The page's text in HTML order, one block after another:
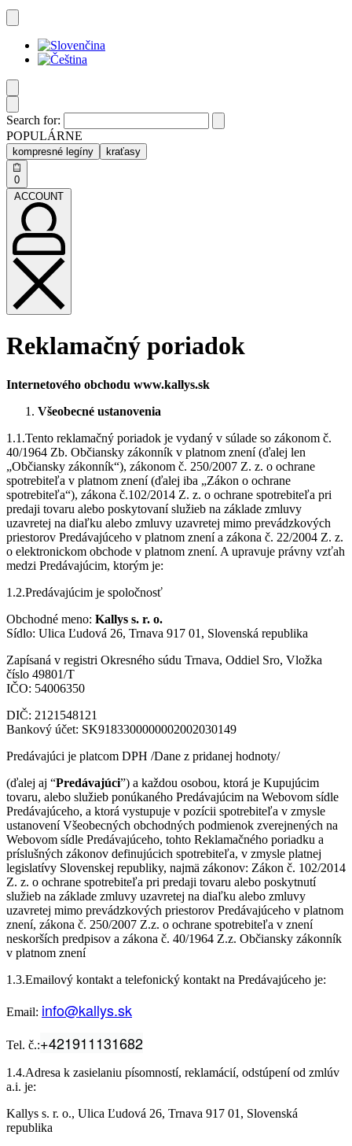
Search for:
POPULÁRNE
kompresné legíny kraťasy
0
ACCOUNT
Reklamačný poriadok
Internetového obchodu www.kallys.sk
Všeobecné ustanovenia
1.1.Tento reklamačný poriadok je vydaný v súlade so zákonom č.
40/1964 Zb. Občiansky zákonník v platnom znení (ďalej len
„Občiansky zákonník“), zákonom č. 250/2007 Z. z. o ochrane
spotrebiteľa v platnom znení (ďalej iba „Zákon o ochrane
spotrebiteľa“), zákona č.102/2014 Z. z. o ochrane spotrebiteľa pri
predaji tovaru alebo poskytovaní služieb na základe zmluvy
uzavretej na diaľku alebo zmluvy uzavretej mimo prevádzkových
priestorov Predávajúceho v platnom znení a zákona č. 22/2004 Z. z.
o elektronickom obchode v platnom znení. A upravuje právny vzťah
medzi Predávajúcim, ktorým je:
1.2.Predávajúcim je spoločnosť
Obchodné meno: Kallys s. r. o.
Sídlo: Ulica Ľudová 26, Trnava 917 01, Slovenská republika
Zapísaná v registri Okresného súdu Trnava, Oddiel Sro, Vložka
číslo 49801/T
IČO: 54006350
DIČ: 2121548121
Bankový účet: SK9183300000002002030149
Predávajúci je platcom DPH /Dane z pridanej hodnoty/
(ďalej aj “Predávajúci”) a každou osobou, ktorá je Kupujúcim
tovaru, alebo služieb ponúkaného Predávajúcim na Webovom sídle
Predávajúceho, a ktorá vystupuje v pozícii spotrebiteľa v zmysle
ustanovení Všeobecných obchodných podmienok zverejnených na
Webovom sídle Predávajúceho, tohto Reklamačného poriadku a
príslušných zákonov definujúcich spotrebiteľa, v zmysle platnej
legislatívy Slovenskej republiky, najmä zákonov: Zákon č. 102/2014
Z. z. o ochrane spotrebiteľa pri predaji tovaru alebo poskytnutí
služieb na základe zmluvy uzavretej na diaľku alebo zmluvy
uzavretej mimo prevádzkových priestorov Predávajúceho v platnom
znení, zákona č. 250/2007 Z.z. o ochrane spotrebiteľa v znení
neskorších predpisov a zákona č. 40/1964 Z.z. Občiansky zákonník
v platnom znení
1.3.Emailový kontakt a telefonický kontakt na Predávajúceho je:
Email: info@kallys.sk
Tel. č.:+421911131682
1.4.Adresa k zasielaniu písomností, reklamácií, odstúpení od zmlúv
a.i. je:
Kallys s. r. o., Ulica Ľudová 26, Trnava 917 01, Slovenská
republika